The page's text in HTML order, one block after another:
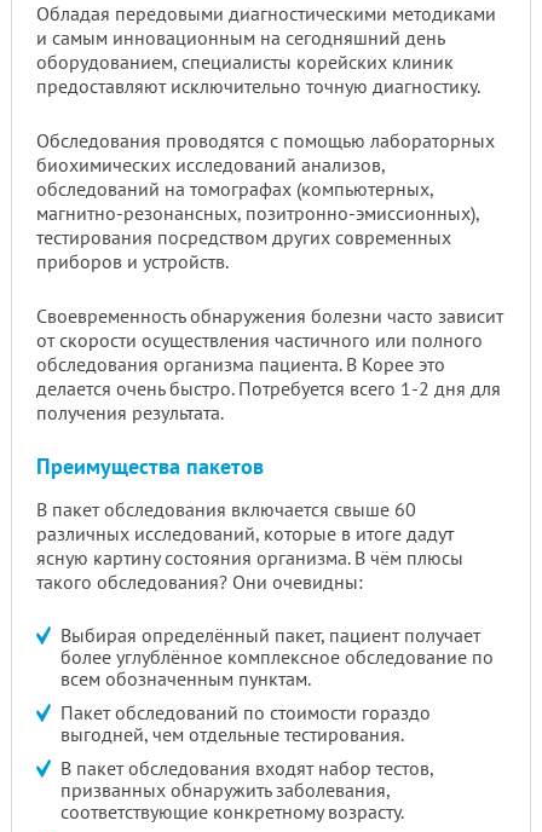
Обладая передовыми диагностическими методиками
и самым инновационным на сегодняшний день
оборудованием, специалисты корейских клиник
предоставляют исключительно точную диагностику.
Обследования проводятся с помощью лабораторных
биохимических исследований анализов,
обследований на томографах (компьютерных,
магнитно-резонансных, позитронно-эмиссионных),
тестирования посредством других современных
приборов и устройств.
Своевременность обнаружения болезни часто зависит
от скорости осуществления частичного или полного
обследования организма пациента. В Корее это
делается очень быстро. Потребуется всего 1-2 дня для
получения результата.
Преимущества пакетов
В пакет обследования включается свыше 60
различных исследований, которые в итоге дадут
ясную картину состояния организма. В чём плюсы
такого обследования? Они очевидны:
Выбирая определённый пакет, пациент получает
более углублённое комплексное обследование по
всем обозначенным пунктам.
Пакет обследований по стоимости гораздо
выгодней, чем отдельные тестирования.
В пакет обследования входят набор тестов,
призванных обнаружить заболевания,
соответствующие конкретному возрасту.